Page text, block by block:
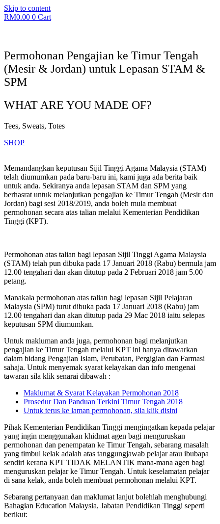
Skip to content
RM0.00 0 Cart
Permohonan Pengajian ke Timur Tengah
(Mesir & Jordan) untuk Lepasan STAM &
SPM
WHAT ARE YOU MADE OF?
Tees, Sweats, Totes
SHOP
Memandangkan keputusan Sijil Tinggi Agama Malaysia (STAM)
telah diumumkan pada baru-baru ini, kami juga ada berita baik
untuk anda. Sekiranya anda lepasan STAM dan SPM yang
berhasrat untuk melanjutkan pengajian ke Timur Tengah (Mesir dan
Jordan) bagi sesi 2018/2019, anda boleh mula membuat
permohonan secara atas talian melalui Kementerian Pendidikan
Tinggi (KPT).
Permohonan atas talian bagi lepasan Sijil Tinggi Agama Malaysia
(STAM) telah pun dibuka pada 17 Januari 2018 (Rabu) bermula jam
12.00 tengahari dan akan ditutup pada 2 Februari 2018 jam 5.00
petang.
Manakala permohonan atas talian bagi lepasan Sijil Pelajaran
Malaysia (SPM) turut dibuka pada 17 Januari 2018 (Rabu) jam
12.00 tengahari dan akan ditutup pada 29 Mac 2018 iaitu selepas
keputusan SPM diumumkan.
Untuk makluman anda juga, permohonan bagi melanjutkan
pengajian ke Timur Tengah melalui KPT ini hanya ditawarkan
dalam bidang Pengajian Islam, Perubatan, Pergigian dan Farmasi
sahaja. Untuk menyemak syarat kelayakan dan info mengenai
tawaran sila klik senarai dibawah :
Maklumat & Syarat Kelayakan Permohonan 2018
Prosedur Dan Panduan Terkini Timur Tengah 2018
Untuk terus ke laman permohonan, sila klik disini
Pihak Kementerian Pendidikan Tinggi mengingatkan kepada pelajar
yang ingin menggunakan khidmat agen bagi menguruskan
permohonan dan penempatan ke Timur Tengah, sebarang masalah
yang timbul kelak adalah atas tanggungjawab pelajar atau ibubapa
sendiri kerana KPT TIDAK MELANTIK mana-mana agen bagi
menguruskan pelajar ke Timur Tengah. Untuk keselamatan pelajar
di sana kelak, anda boleh membuat permohonan melalui KPT.
Sebarang pertanyaan dan maklumat lanjut bolehlah menghubungi
Bahagian Education Malaysia, Jabatan Pendidikan Tinggi seperti
berikut: